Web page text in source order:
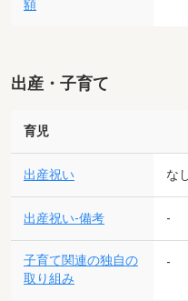
額
出産・子育て
育児
出産祝い な
出産祝い-備考 -
子育て関連の独自の
取り組み
-